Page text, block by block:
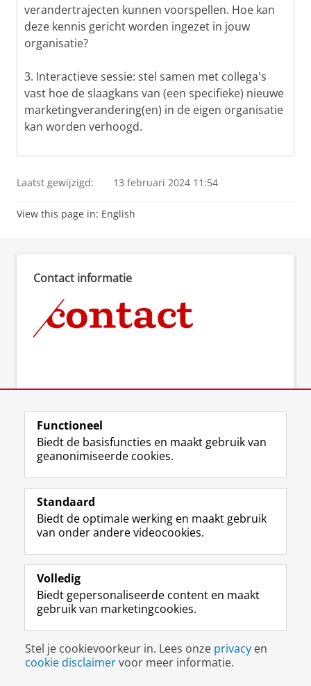
verandertrajecten kunnen voorspellen. Hoe kan
deze kennis gericht worden ingezet in jouw
organisatie?
3. Interactieve sessie: stel samen met collega's
vast hoe de slaagkans van (een specifieke) nieuwe
marketingverandering(en) in de eigen organisatie
kan worden verhoogd.
Laatst gewijzigd: 13 februari 2024 11:54
View this page in: English
Contact informatie
Wilt u met uw marketingafdeling ook
profiteren van onze kennis? Neem gerust
contact met ons op voor meer informatie of
maak een afspraak.
Afspraken
Telefoon: +31(0) 50 - 363 3686
Vragen
Email: cic@rug.nl
Stuur een mail naarcic@rug.nl
Functioneel
Biedt de basisfuncties en maakt gebruik van
geanonimiseerde cookies.
Standaard
Biedt de optimale werking en maakt gebruik
van onder andere videocookies.
Volledig
Biedt gepersonaliseerde content en maakt
gebruik van marketingcookies.
Stel je cookievoorkeur in. Lees onze privacy en
cookie disclaimervoor meer informatie.